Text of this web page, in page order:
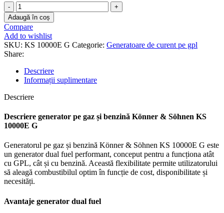
Cantitate
Generator
pe
gaz
și
benzină
Könner
&
Söhnen
KS
10000E
–
Dual
Adaugă în coș
Compare
Add to wishlist
SKU: KS 10000E G Categorie: Generatoare de curent pe gpl
Share:
Descriere
Informații suplimentare
Descriere
Descriere generator pe gaz și benzină Könner & Söhnen KS
10000E G
Generatorul pe gaz și benzină Könner & Söhnen KS 10000E G este
un generator dual fuel performant, conceput pentru a funcționa atât
cu GPL, cât și cu benzină. Această flexibilitate permite utilizatorului
să aleagă combustibilul optim în funcție de cost, disponibilitate și
necesități.
Avantaje generator dual fuel